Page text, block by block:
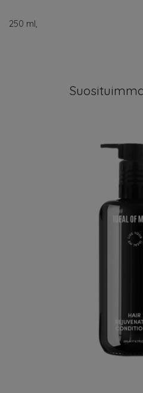
250 ml,